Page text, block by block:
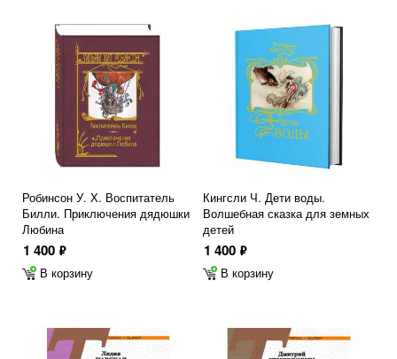
Робинсон У. Х. Воспитатель
Билли. Приключения дядюшки
Любина
1 400 ф
В корзину
Кингсли Ч. Дети воды.
Волшебная сказка для земных
детей
1 400 ф
В корзину